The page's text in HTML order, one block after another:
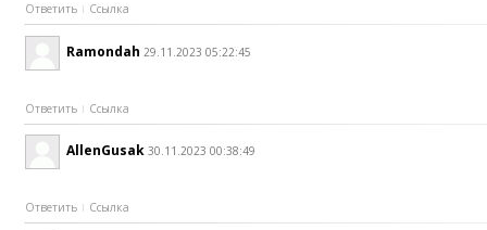
Ответить Ссылка
Ramondah 29.11.2023 05:22:45
Ответить Ссылка
AllenGusak 30.11.2023 00:38:49
Ответить Ссылка